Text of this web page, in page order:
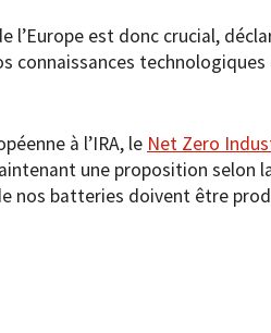
l’Europe est donc crucial,
connaissances
à l’IRA, le Net Zero
une proposition selon
nos batteries doivent être